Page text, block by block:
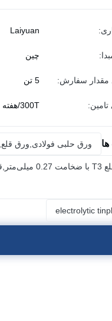
Laiyuan
چین
مقدار سفارش: 5 تن
تامین: 300T/هفته
ورق حلبی فولادی,ورق
electrolytic